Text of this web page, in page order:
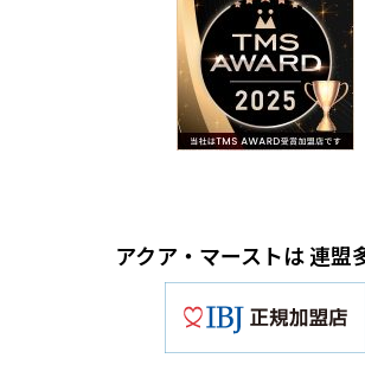
アクア・マーストは 連盟